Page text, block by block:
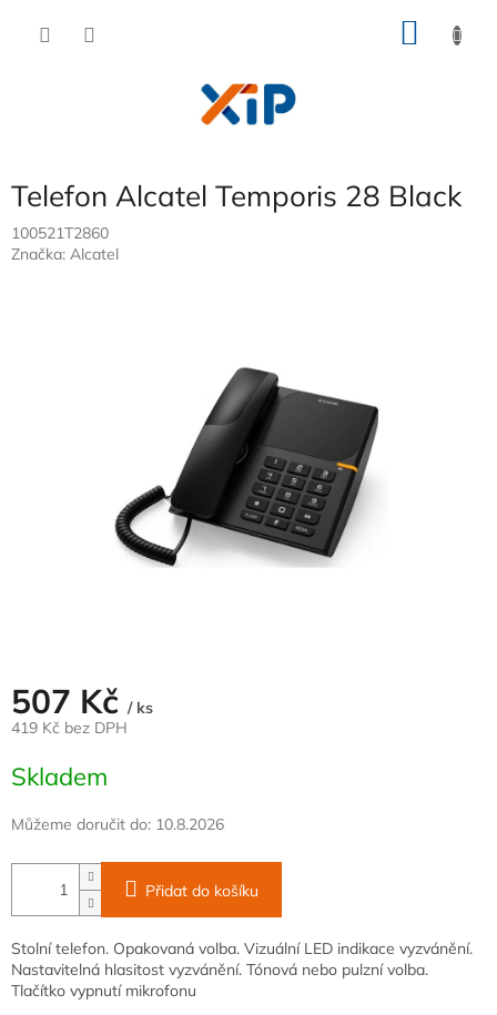
Telefon Alcatel Temporis 28 Black
100521T2860
Značka: Alcatel
507 Kč / ks
419 Kč bez DPH
cena:
Skladem
Můžeme doručit do: 10.8.2026
Přidat do košíku
Stolní telefon. Opakovaná volba. Vizuální LED indikace vyzvánění.
Nastavitelná hlasitost vyzvánění. Tónová nebo pulzní volba.
Tlačítko vypnutí mikrofonu